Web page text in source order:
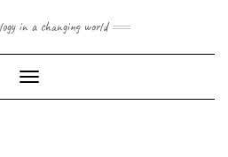
in a changing world
Toggle
Navigation